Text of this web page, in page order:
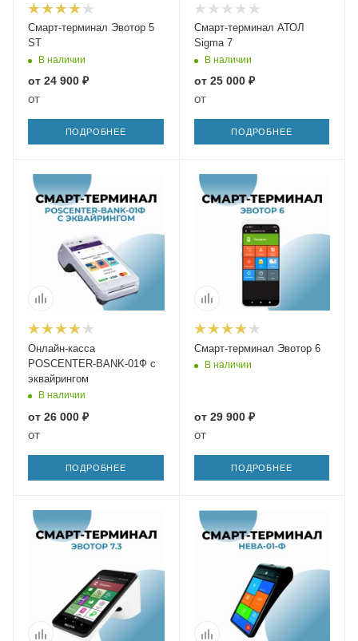
Смарт-терминал Эвотор 5
ST
В наличии
от 24 900 ₽
от
ПОДРОБНЕЕ
Смарт-терминал АТОЛ
Sigma 7
В наличии
от 25 000 ₽
от
ПОДРОБНЕЕ
Онлайн-касса
POSCENTER-BANK-01Ф с
эквайрингом
В наличии
от 26 000 ₽
от
ПОДРОБНЕЕ
Смарт-терминал Эвотор 6
В наличии
от 29 900 ₽
от
ПОДРОБНЕЕ